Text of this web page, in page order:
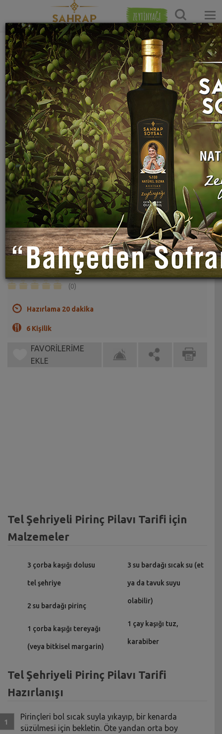
ZEYTİNYAĞI
Ana Sayfa Pilav Tarifleri
Tel Şehriyeli Pirinç Pilavı Tarifi
Sahrap Soysal
Çoğu yemeğin en güzel eşlikçisi pirinç pilavı
(0)
Hazırlama 20 dakika
6 Kişilik
FAVORİLERİME
EKLE
Tel Şehriyeli Pirinç Pilavı Tarifi için
Malzemeler
3 çorba kaşığı dolusu
tel şehriye
2 su bardağı pirinç
1 çorba kaşığı tereyağı
(veya bitkisel margarin)
3 su bardağı sıcak su (et
ya da tavuk suyu
olabilir)
1 çay kaşığı tuz,
karabiber
Tel Şehriyeli Pirinç Pilavı Tarifi
Hazırlanışı
Pirinçleri bol sıcak suyla yıkayıp, bir kenarda
süzülmesi için bekletin. Öte yandan orta boy